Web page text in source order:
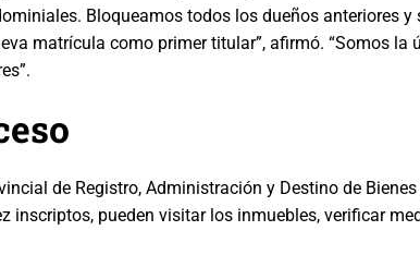
Bloqueamos todos los dueños anteriores
matrícula como primer titular”, afirmó. “Somos
de Registro, Administración y Destino de
inscriptos, pueden visitar los inmuebles, verificar